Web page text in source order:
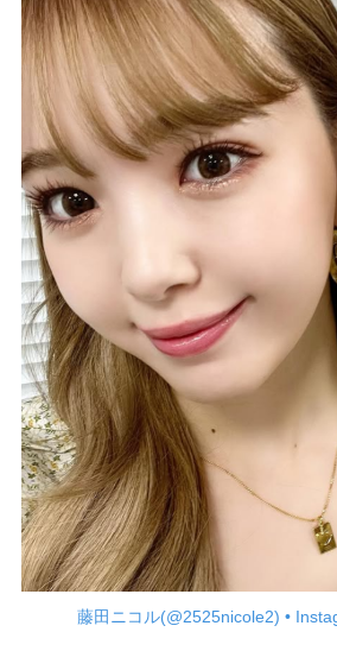
藤田ニコル(@2525nicole2) •